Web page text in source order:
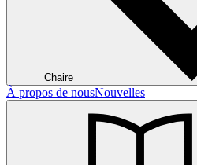
Chaire
À propos de nousNouvelles